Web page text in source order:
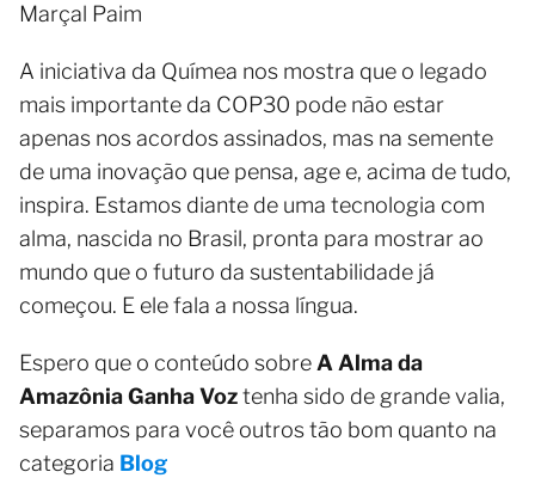
Marçal Paim
A iniciativa da Químea nos mostra que o legado
mais importante da COP30 pode não estar
apenas nos acordos assinados, mas na semente
de uma inovação que pensa, age e, acima de tudo,
inspira. Estamos diante de uma tecnologia com
alma, nascida no Brasil, pronta para mostrar ao
mundo que o futuro da sustentabilidade já
começou. E ele fala a nossa língua.
Espero que o conteúdo sobre A Alma da
Amazônia Ganha Voztenha sido de grande valia,
separamos para você outros tão bom quanto na
categoria Blog